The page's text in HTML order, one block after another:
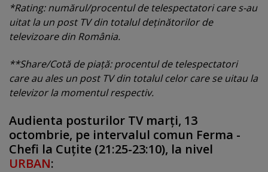
*Rating: numărul/procentul de telespectatori care s-au
uitat la un post TV din totalul deţinătorilor de
televizoare din România.
**Share/Cotă de piaţă: procentul de telespectatori
care au ales un post TV din totalul celor care se uitau la
televizor la momentul respectiv.
Audienta posturilor TV marţi, 13
octombrie, pe intervalul comun Ferma -
Chefi la Cuţite (21:25-23:10), la nivel
URBAN: